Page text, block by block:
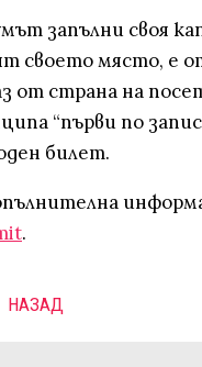
запълни своя
своето място, е
от страна на
“първи по
билет.
.
НАЗАД